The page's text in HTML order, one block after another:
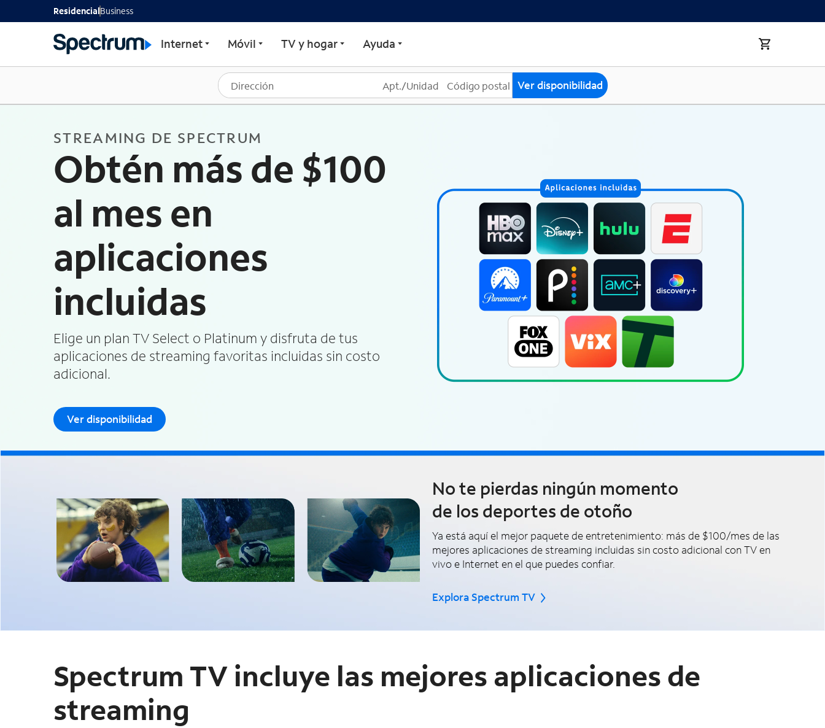
ResidencialBusiness
Internet Móvil TV y hogar Ayuda
Ver disponibilidad
STREAMING DE SPECTRUM
Obtén más de $100
al mes en
aplicaciones
incluidas
Elige un plan TV Select o Platinum y disfruta de tus
aplicaciones de streaming favoritas incluidas sin costo
adicional.
Ver disponibilidad
No te pierdas ningún momento
de los deportes de otoño
Ya está aquí el mejor paquete de entretenimiento: más de $100/mes de las
mejores aplicaciones de streaming incluidas sin costo adicional con TV en
vivo e Internet en el que puedes confiar.
Explora Spectrum TV
Spectrum TV incluye las mejores aplicaciones de
streaming